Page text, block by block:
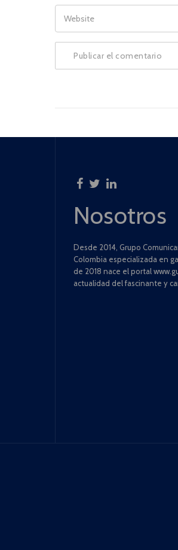
WEBSITE
Nosotros
Desde 2014, Grupo
Colombia especializada en
de 2018 nace el portal
actualidad del fascinante y